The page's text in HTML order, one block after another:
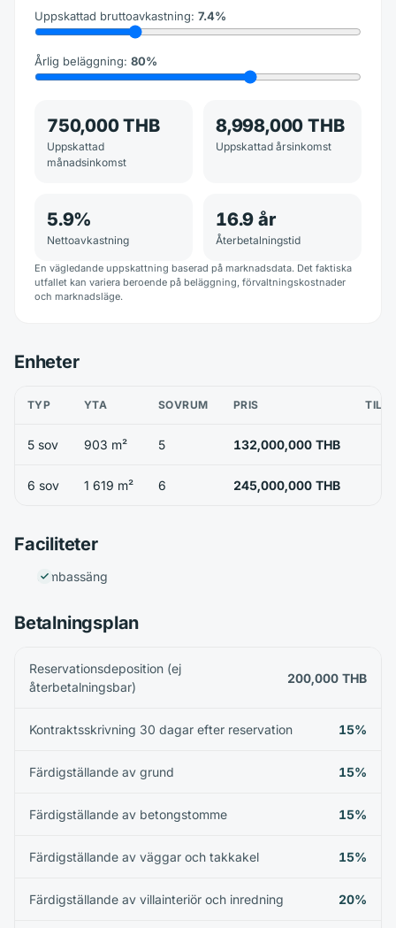
Uppskattad bruttoavkastning: 7.4%
Årlig beläggning: 80%
750,000 THB
Uppskattad
månadsinkomst
8,998,000 THB
Uppskattad årsinkomst
5.9%
Nettoavkastning
16.9 år
Återbetalningstid
En vägledande uppskattning baserad på marknadsdata. Det faktiska
utfallet kan variera beroende på beläggning, förvaltningskostnader
och marknadsläge.
Enheter
TYP YTA SOVRUM PRIS
5 sov 903 m² 5 132,000,000 THB
6 sov 1 619 m² 6 245,000,000 THB
Faciliteter
Simbassäng
Betalningsplan
Reservationsdeposition (ej
återbetalningsbar)
200,000 THB
Kontraktsskrivning 30 dagar efter reservation 15%
Färdigställande av grund 15%
Färdigställande av betongstomme 15%
Färdigställande av väggar och takkakel 15%
Färdigställande av villainteriör och inredning 20%